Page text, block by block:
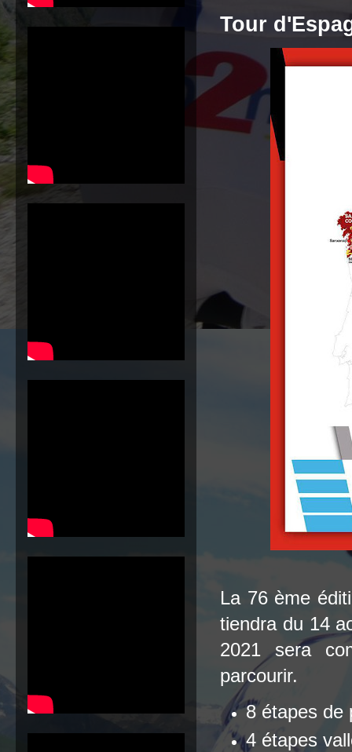
Tour
La 76 ème
tiendra du 14
2021 sera
parcourir.
8 étapes de
4 étapes